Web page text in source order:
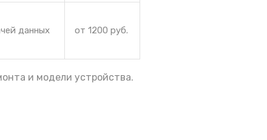
данных
от 1200 руб.
и модели устройства.